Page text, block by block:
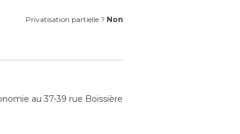
Privatisation partielle ? Non
au 37-39 rue Boissière
d'activités :